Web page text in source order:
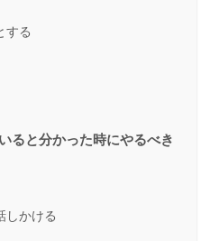
する
ると分かった時にやるべき
しかける